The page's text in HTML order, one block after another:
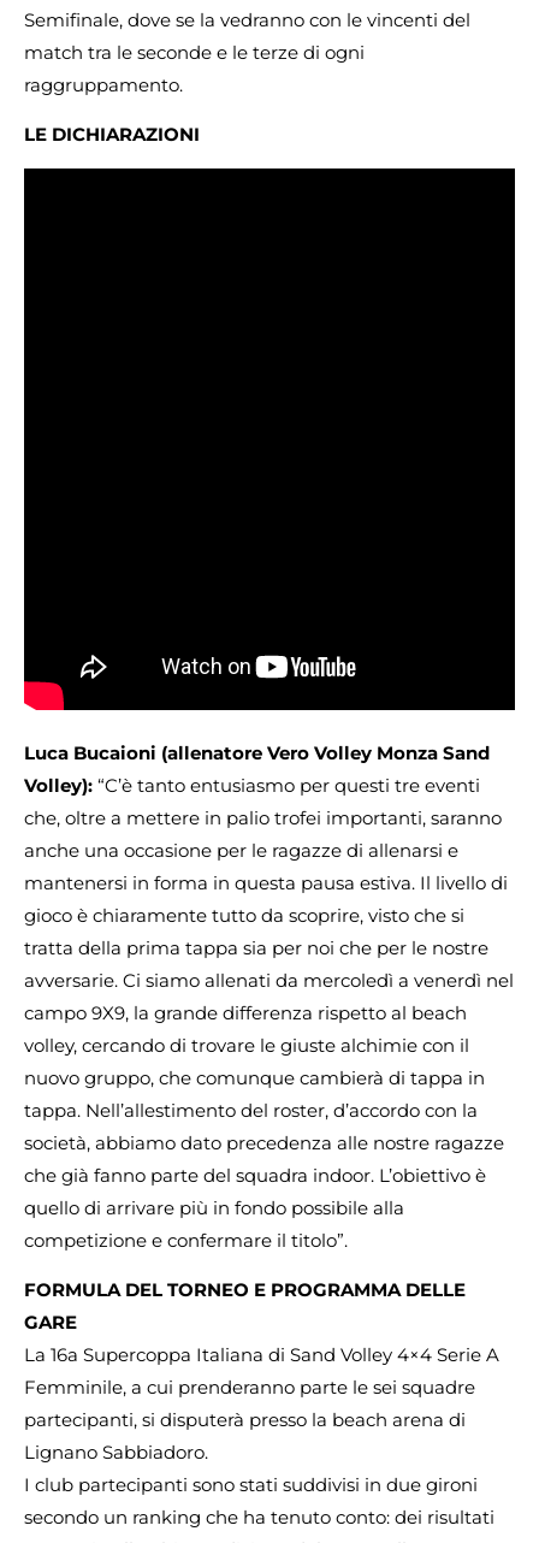
Semifinale, dove se la vedranno con le vincenti del
match tra le seconde e le terze di ogni
raggruppamento.
LE DICHIARAZIONI
Luca Bucaioni (allenatore Vero Volley Monza Sand
Volley): “C’è tanto entusiasmo per questi tre eventi
che, oltre a mettere in palio trofei importanti, saranno
anche una occasione per le ragazze di allenarsi e
mantenersi in forma in questa pausa estiva. Il livello di
gioco è chiaramente tutto da scoprire, visto che si
tratta della prima tappa sia per noi che per le nostre
avversarie. Ci siamo allenati da mercoledì a venerdì nel
campo 9X9, la grande differenza rispetto al beach
volley, cercando di trovare le giuste alchimie con il
nuovo gruppo, che comunque cambierà di tappa in
tappa. Nell’allestimento del roster, d’accordo con la
società, abbiamo dato precedenza alle nostre ragazze
che già fanno parte del squadra indoor. L’obiettivo è
quello di arrivare più in fondo possibile alla
competizione e confermare il titolo”.
FORMULA DEL TORNEO E PROGRAMMA DELLE
GARE
La 16a Supercoppa Italiana di Sand Volley 4×4 Serie A
Femminile, a cui prenderanno parte le sei squadre
partecipanti, si disputerà presso la beach arena di
Lignano Sabbiadoro.
I club partecipanti sono stati suddivisi in due gironi
secondo un ranking che ha tenuto conto: dei risultati